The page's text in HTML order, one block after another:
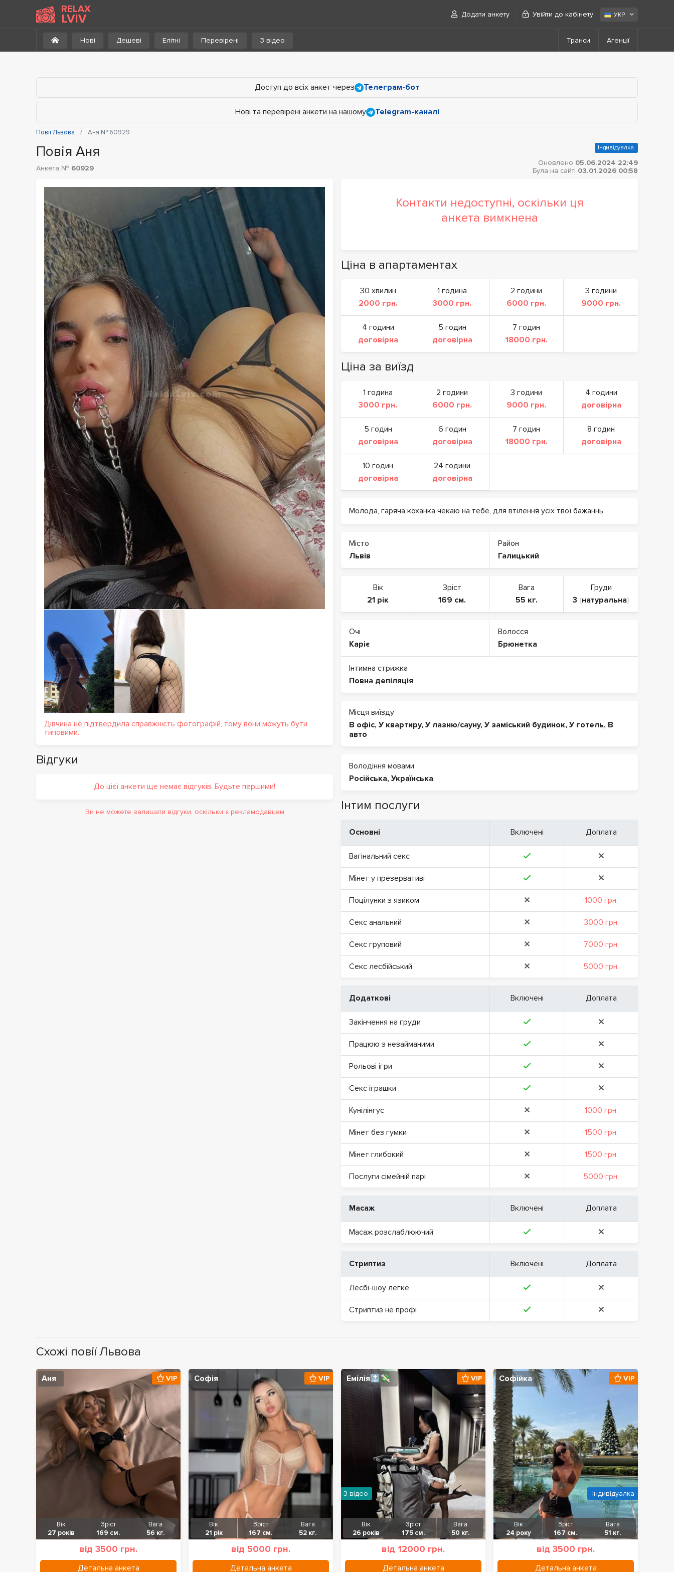
RELAX
LVIV Додати анкету Увійти до кабінету УКР
Нові Дешеві Елітні Перевірені З відео Транси Агенції
Доступ до всіх анкет через Телеграм-бот
Нові та перевірені анкети на нашому Telegram-каналі
Повії Львова Аня № 60929
Повія Аня
Анкета № 60929
Індивідуалка
Оновлено 05.06.2024 22:49
Була на сайті 03.01.2026 00:58
Контакти недоступні, оскільки ця
анкета вимкнена
Дівчина не підтвердила справжність фотографій, тому вони можуть бути
типовими.
Ціна в апартаментах
30 хвилин
2000 грн.
1 година
3000 грн.
2 години
6000 грн.
3 години
9000 грн.
4 години
договірна
5 годин
договірна
7 годин
18000 грн.
Ціна за виїзд
1 година
3000 грн.
2 години
6000 грн.
3 години
9000 грн.
4 години
договірна
5 годин
договірна
6 годин
договірна
7 годин
18000 грн.
8 годин
договірна
10 годин
договірна
24 години
договірна
Молода, гаряча коханка чекаю на тебе, для втілення усіх твої бажаннь
Місто
Львів
Район
Галицький
Вік
21 рік
Зріст
169 см.
Вага
55 кг.
Груди
3 (натуральна)
Очі
Каріє
Волосся
Брюнетка
Інтимна стрижка
Повна депіляція
Місця виїзду
В офіс, У квартиру, У лазню/сауну, У заміський будинок, У готель, В
авто
Володіння мовами
Російська, Українська
Інтим послуги
Основні Включені Доплата
Вагінальний секс
Мінет у презервативі
Поцілунки з язиком 1000 грн.
Секс анальний 3000 грн.
Секс груповий 7000 грн.
Секс лесбійський 5000 грн.
Додаткові Включені Доплата
Закінчення на груди
Працюю з незайманими
Рольові ігри
Секс іграшки
Кунілінгус 1000 грн.
Мінет без гумки 1500 грн.
Мінет глибокий 1500 грн.
Послуги сімейній парі 5000 грн.
Масаж Включені Доплата
Масаж розслаблюючий
Стриптиз Включені Доплата
Лесбі-шоу легке
Стриптиз не профі
Відгуки
До цієї анкети ще немає відгуків. Будьте першими!
Ви не можете залишати відгуки, оскільки є рекламодавцем
Схожі повії Львова
Аня
Вік
27 років
Зріст
169 см.
Вага
56 кг.
від 3500 грн.
Детальна анкета
VIP Софія
Вік
21 рік
Зріст
167 см.
Вага
52 кг.
від 5000 грн.
Детальна анкета
VIP Емілія🔝💸
Вік
26 років
Зріст
175 см.
Вага
50 кг.
від 12000 грн.
Детальна анкета
VIP
З відео
Софійка
Вік
24 року
Зріст
167 см.
Вага
51 кг.
від 3500 грн.
Детальна анкета
VIP
Індивідуалка